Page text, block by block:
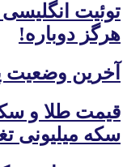
توئیت
هرگز دوباره!
آخرین وضعیت
سکه میلیونی